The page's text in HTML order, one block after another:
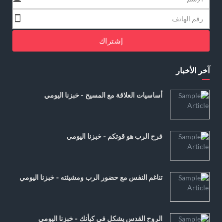
إشتراك
آخر الأخبار
أساسيات العلاقة مع المسيح - خبزنا اليومي
فرح الرب هو قوتكم - خبزنا اليومي
تناغم النفس مع حضور الرب ومشيئته - خبزنا اليومي
الروح القدس يشكل في كيأنك - خبزنا اليومي